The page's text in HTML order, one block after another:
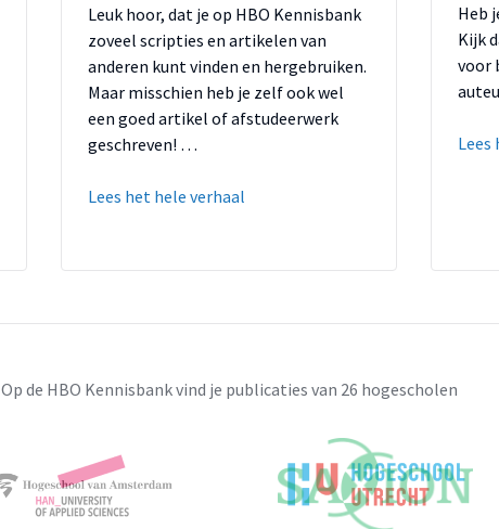
Leuk hoor, dat je op HBO Kennisbank
zoveel scripties en artikelen van
anderen kunt vinden en hergebruiken.
Maar misschien heb je zelf ook wel
een goed artikel of afstudeerwerk
geschreven! …
Lees het hele verhaal
Heb
Kijk
voor
Lees
Op de HBO Kennisbank vind je publicaties van 26 hogescholen